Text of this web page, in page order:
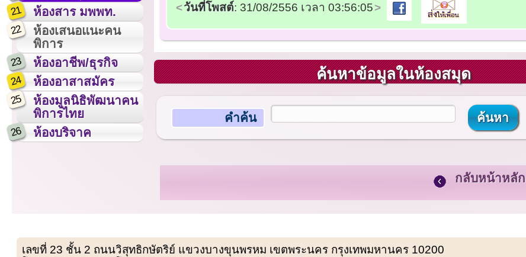
21 ห้องสาร มพพท.
22
ห้องเสนอแนะคน
พิการ
23 ห้องอาชีพ/ธุรกิจ
24 ห้องอาสาสมัคร
25
ห้องมูลนิธิพัฒนาคน
พิการไทย
26 ห้องบริจาค
วันที่โพสต์: 31/08/2556 เวลา 03:56:05
ค้นหาข้อมูลในห้องสมุด
คำค้น
กลับหน้าหลัก
เลขที่ 23 ชั้น 2 ถนนวิสุทธิกษัตริย์ แขวงบางขุนพรหม เขตพระนคร กรุงเทพมหานคร 10200